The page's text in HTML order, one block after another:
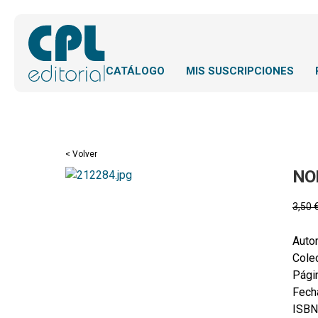
CATÁLOGO MIS SUSCRIPCIONES
< Volver
3,50